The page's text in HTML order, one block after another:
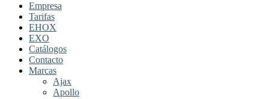
Empresa
Tarifas
EHOX
EXO
Catálogos
Contacto
Marcas
Ajax
Apollo